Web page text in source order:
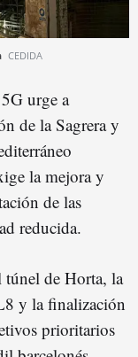
CEDIDA
urge a
de la Sagrera y
la mejora y
de las
reducida.
túnel de Horta, la
y la finalización
prioritarios